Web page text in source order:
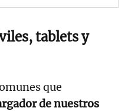
tablets y
que
de nuestros